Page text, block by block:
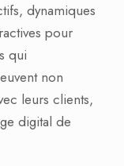
dynamiques
pour
qui
non
leurs clients,
digital de